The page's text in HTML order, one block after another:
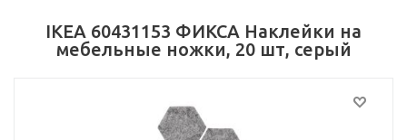
IKEA 60431153 ФИКСА Наклейки на
мебельные ножки, 20 шт, серый